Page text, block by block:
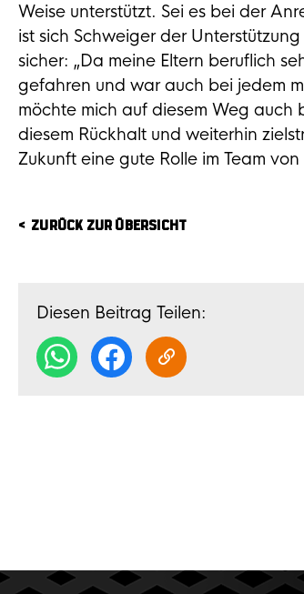
Weise unterstützt. Sei es bei der
ist sich Schweiger der
sicher: „Da meine Eltern beruflich
gefahren und war auch bei jedem
möchte mich auf diesem Weg
diesem Rückhalt und weiterhin
Zukunft eine gute Rolle im Team
ZURÜCK ZUR ÜBERSICHT
Diesen Beitrag Teilen: